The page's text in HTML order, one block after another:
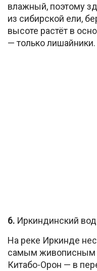
влажный, поэтому
из сибирской ели,
высоте растёт в
— только лишайники.
6. Иркиндинский
На реке Иркинде
самым живописным
Китабо-Орон — в